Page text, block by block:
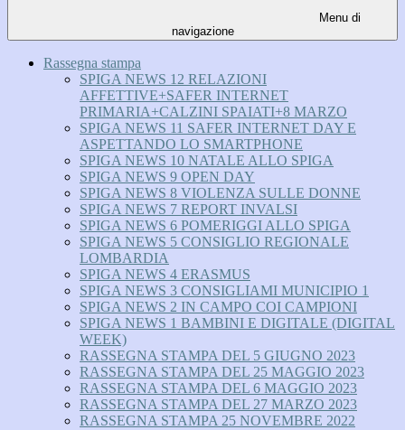
Menu di
navigazione
Rassegna stampa
SPIGA NEWS 12 RELAZIONI
AFFETTIVE+SAFER INTERNET
PRIMARIA+CALZINI SPAIATI+8 MARZO
SPIGA NEWS 11 SAFER INTERNET DAY E
ASPETTANDO LO SMARTPHONE
SPIGA NEWS 10 NATALE ALLO SPIGA
SPIGA NEWS 9 OPEN DAY
SPIGA NEWS 8 VIOLENZA SULLE DONNE
SPIGA NEWS 7 REPORT INVALSI
SPIGA NEWS 6 POMERIGGI ALLO SPIGA
SPIGA NEWS 5 CONSIGLIO REGIONALE
LOMBARDIA
SPIGA NEWS 4 ERASMUS
SPIGA NEWS 3 CONSIGLIAMI MUNICIPIO 1
SPIGA NEWS 2 IN CAMPO COI CAMPIONI
SPIGA NEWS 1 BAMBINI E DIGITALE (DIGITAL
WEEK)
RASSEGNA STAMPA DEL 5 GIUGNO 2023
RASSEGNA STAMPA DEL 25 MAGGIO 2023
RASSEGNA STAMPA DEL 6 MAGGIO 2023
RASSEGNA STAMPA DEL 27 MARZO 2023
RASSEGNA STAMPA 25 NOVEMBRE 2022